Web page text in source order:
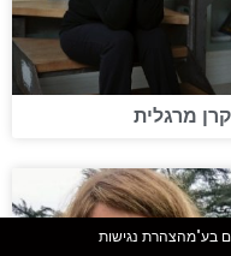
קרן מרגלית
בע"מהצהרת נגישות